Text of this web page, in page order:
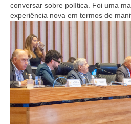
conversar sobre política. Foi uma
experiência nova em termos de